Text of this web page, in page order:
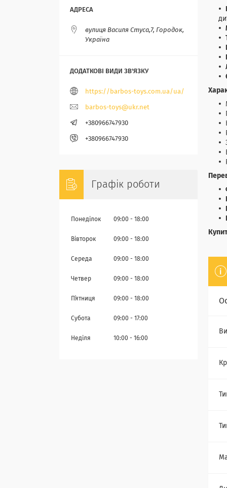
вулиця Василя Стуса,7, Городок,
Україна
https://barbos-toys.com.ua/ua/
barbos-toys@ukr.net
+380966747930
+380966747930
Графік роботи
Понеділок 09:00 18:00
Вівторок 09:00 18:00
Середа 09:00 18:00
Четвер 09:00 18:00
Пʼятниця 09:00 18:00
Субота 09:00 17:00
Неділя 10:00 16:00